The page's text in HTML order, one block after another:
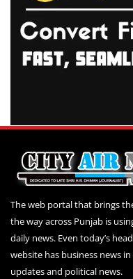
The web portal that brings
the way across Punjab is
daily news. Even today’s
website has business news
updates and political news.